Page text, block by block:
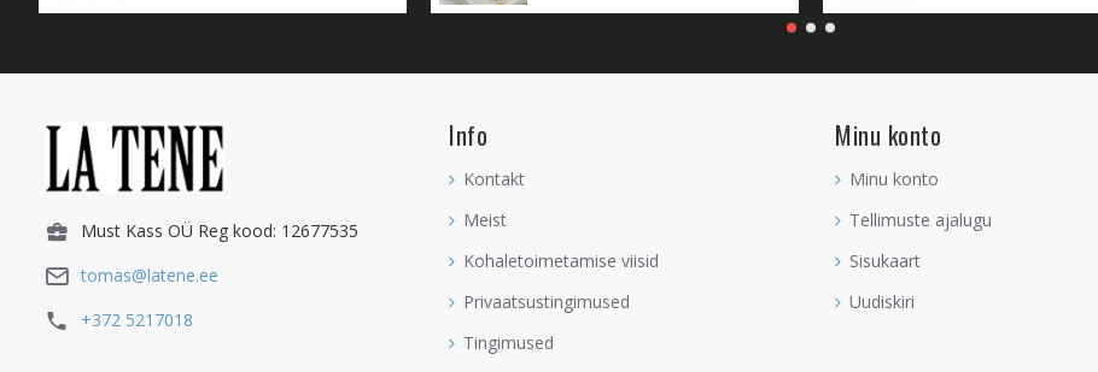
Must Kass OÜ Reg kood: 12677535
tomas@latene.ee
+372 5217018
Info
Kontakt
Meist
Kohaletoimetamise viisid
Privaatsustingimused
Tingimused
Minu konto
Minu konto
Tellimuste ajalugu
Sisukaart
Uudiskiri